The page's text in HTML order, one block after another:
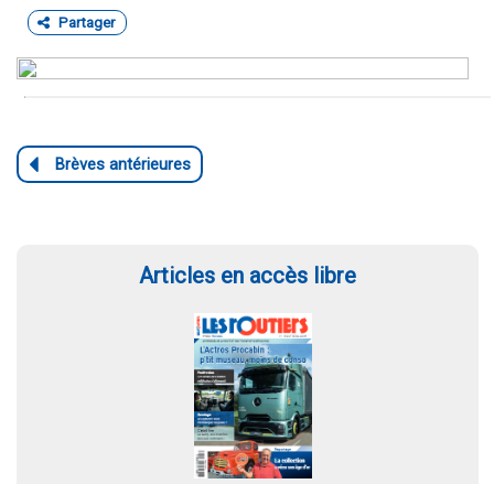
Partager
Articles en accès libre